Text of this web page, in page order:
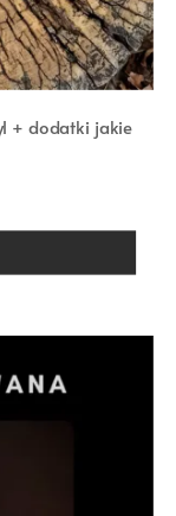
+ dodatki jakie